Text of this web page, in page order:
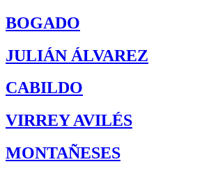
BOGADO
JULIÁN ÁLVAREZ
CABILDO
VIRREY AVILÉS
MONTAÑESES